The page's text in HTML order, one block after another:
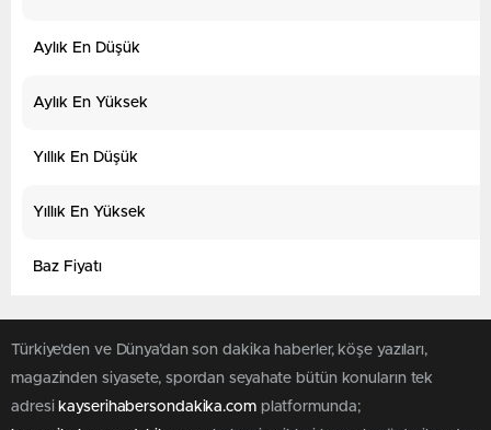
Aylık En Düşük
Aylık En Yüksek
Yıllık En Düşük
Yıllık En Yüksek
Baz Fiyatı
Türkiye'den ve Dünya’dan son dakika haberler, köşe yazıları,
magazinden siyasete, spordan seyahate bütün konuların tek
adresi kayserihabersondakika.complatformunda;